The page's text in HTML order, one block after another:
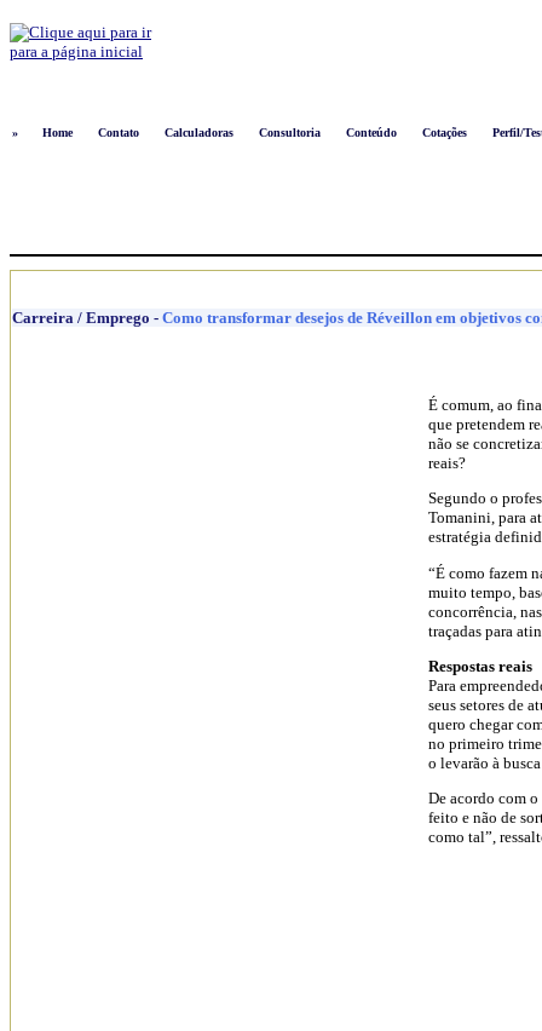
»
Home Contato Calculadoras Consultoria Conteúdo Cotações Perfil/
Carreira / Emprego - Como transformar desejos de Réveillon em objetivos
É comum, ao
que pretendem
não se
reais?
Segundo o
Tomanini, para
estratégia
“É como fazem
muito tempo,
concorrência,
traçadas para
Respostas reais
Para
seus setores de
quero chegar
no primeiro
o levarão à
De acordo com
feito e não de
como tal”,